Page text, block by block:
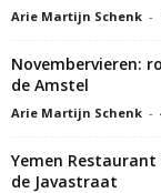
Arie Martijn Schenk -
Novembervieren:
de Amstel
Arie Martijn Schenk -
Yemen
de Javastraat